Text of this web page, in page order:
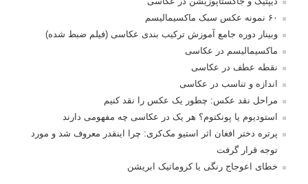
۶۰ نمونه عکس سبک ماکسیمالیسم
وبینار دوره جامع آموزش ترکیب بندی عکاسی (فیلم ضبط شده)
ماکسیمالیسم در عکاسی
نقطه عطف در عکاسی
اندازه و تناسب در عکاسی
مراحل نقد عکس: چطور یک عکس را نقد کنیم
استودیوم یا پونکتوم؟ هر یک در عکاسی چه مفهومی دارند
پرتره دختر افغان اثر استیو مک‌کری: چرا اینقدر معروف شد و مورد
توجه قرار گرفت
خطای اعوجاج رنگی یا کروماتیک ابریشن